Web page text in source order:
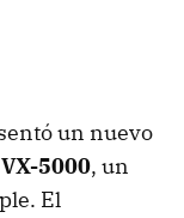
un nuevo
5000, un
El